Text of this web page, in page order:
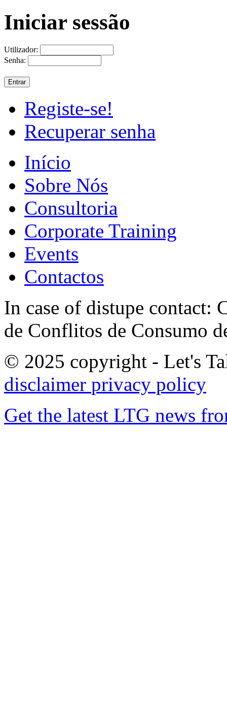
Iniciar sessão
Utilizador:
Senha:
Registe-se!
Recuperar senha
Início
Sobre Nós
Consultoria
Corporate Training
Events
Contactos
In case of distupe contact:
de Conflitos de Consumo
© 2025 copyright - Let's
disclaimer privacy policy
Get the latest LTG news